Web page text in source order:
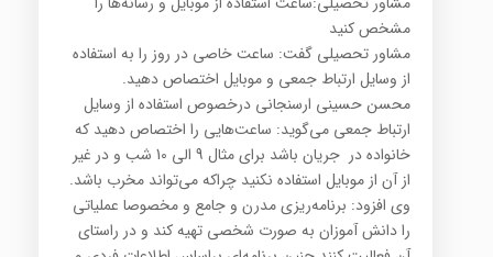
مشخص کنید
مشاور تحصیلی گفت: ساعت خاصی در روز را به استفاده
از وسایل ارتباط جمعی و موبایل اختصاص دهید.
محسن حسینی ارسنجانی درخصوص استفاده از وسایل
ارتباط جمعی می‌گوید: ساعت‌هایی را اختصاص دهید که
خانواده در جریان باشد برای مثال 9 الی 10 شب و در غیر
از آن از موبایل استفاده نکنید چراکه می‌تواند مخرب باشد.
وی افزود: برنامه‌ریزی مدرن و جامع و مخصوصا عملیاتی
را دانش آموزان به صورت شخصی تهیه کند و در راستای